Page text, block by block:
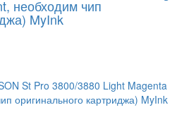
необходим чип
MyInk